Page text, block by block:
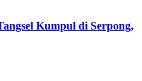
Kumpul di Serpong,